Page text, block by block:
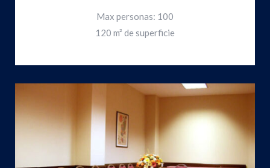
Max personas: 100
120 m² de superficie